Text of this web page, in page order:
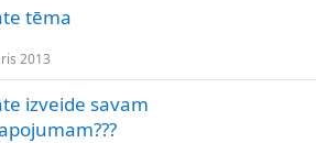
tēma
2013
izveide savam